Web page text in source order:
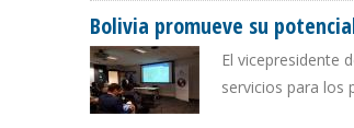
Bolivia promueve su
El vicepresidente
servicios para los